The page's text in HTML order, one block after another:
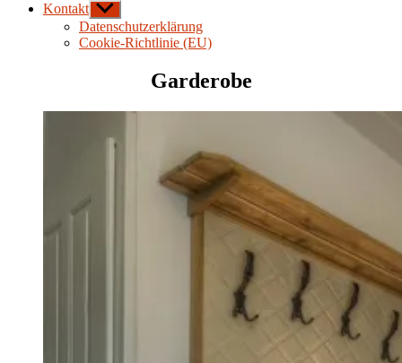
Kontakt Untermenü
anzeigen
Datenschutzerklärung
Cookie-Richtlinie (EU)
Garderobe